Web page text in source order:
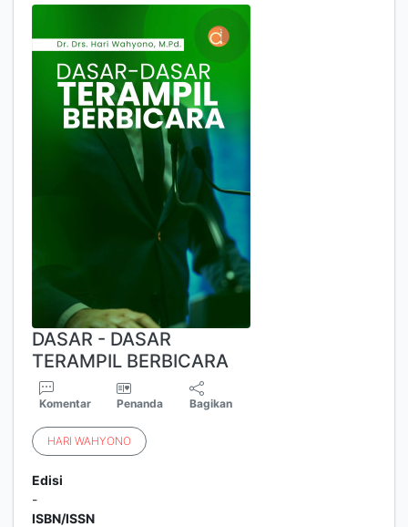
DASAR - DASAR
TERAMPIL BERBICARA
Komentar Penanda Bagikan
HARI WAHYONO
Edisi
-
ISBN/ISSN